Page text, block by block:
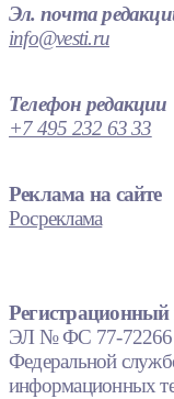
Эл. почта
info@vesti.ru
Телефон редакции
+7 495 232 63 33
Реклама на сайте
Росреклама
Регистрационный
ЭЛ № ФС 77-72266
Федеральной
информационных